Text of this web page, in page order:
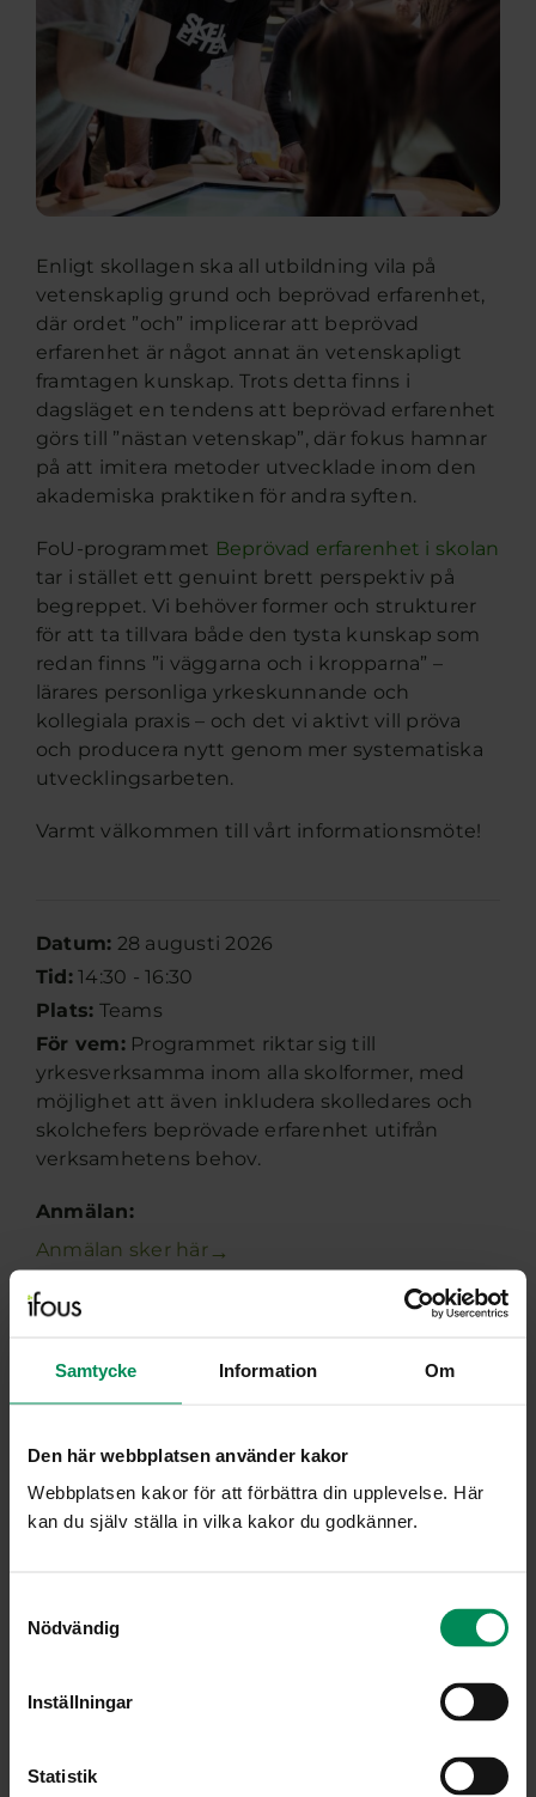
Samtycke Information Om
Den här webbplatsen använder kakor
Webbplatsen kakor för att förbättra din upplevelse. Här
kan du själv ställa in vilka kakor du godkänner.
Nödvändig
Inställningar
Statistik
Enligt skollagen ska all utbildning vila på
vetenskaplig grund och beprövad erfarenhet,
där ordet ”och” implicerar att beprövad
erfarenhet är något annat än vetenskapligt
framtagen kunskap. Trots detta finns i
dagsläget en tendens att beprövad erfarenhet
görs till ”nästan vetenskap”, där fokus hamnar
på att imitera metoder utvecklade inom den
akademiska praktiken för andra syften.
FoU-programmet Beprövad erfarenhet i skolan
tar i stället ett genuint brett perspektiv på
begreppet. Vi behöver former och strukturer
för att ta tillvara både den tysta kunskap som
redan finns ”i väggarna och i kropparna” –
lärares personliga yrkeskunnande och
kollegiala praxis – och det vi aktivt vill pröva
och producera nytt genom mer systematiska
utvecklingsarbeten.
Varmt välkommen till vårt informationsmöte!
Datum: 28 augusti 2026
Tid: 14:30 - 16:30
Plats: Teams
För vem: Programmet riktar sig till
yrkesverksamma inom alla skolformer, med
möjlighet att även inkludera skolledares och
skolchefers beprövade erfarenhet utifrån
verksamhetens behov.
Anmälan:
Anmälan sker här→
28 augusti 2026
Teams
Anette Jahnke